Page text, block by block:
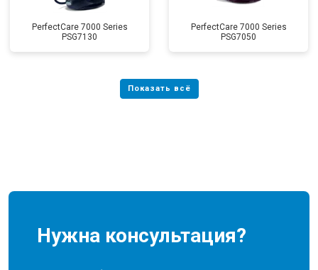
PerfectCare 7000 Series
PSG7130
PerfectCare 7000 Series
PSG7050
Нужна консультация?